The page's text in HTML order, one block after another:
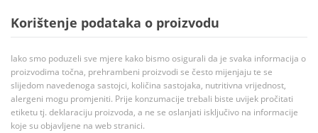
Korištenje podataka o proizvodu
Iako smo poduzeli sve mjere kako bismo osigurali da je svaka informacija o
proizvodima točna, prehrambeni proizvodi se često mijenjaju te se
slijedom navedenoga sastojci, količina sastojaka, nutritivna vrijednost,
alergeni mogu promjeniti. Prije konzumacije trebali biste uvijek pročitati
etiketu tj. deklaraciju proizvoda, a ne se oslanjati isključivo na informacije
koje su objavljene na web stranici.